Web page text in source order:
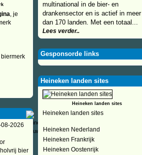
, je
2026
bier
multinational in de bier- en
drankensector en is actief in meer
dan 170 landen. Met een totaal...
Lees verder..
Gesponsorde links
Heineken landen sites
Heineken landen sites
Heineken landen sites
Heineken Nederland
Heineken Frankrijk
Heineken Oostenrijk